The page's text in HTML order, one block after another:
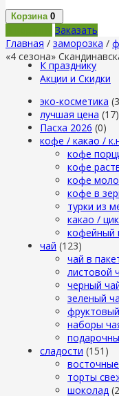
Корзина 0
Заказать
Главная / заморозка /
«4 сезона»
К празднику
Акции и Скидки
эко-косметика
лучшая цена (17)
Пасха 2026 (0)
кофе / какао /
кофе
кофе
кофе
кофе в
турки из
какао /
кофейный
чай (123)
чай в
листовой
черный
зеленый
наборы
сладости (151)
торты
шоколад